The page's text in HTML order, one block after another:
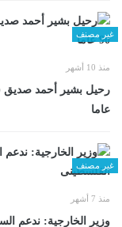
غير مصنف
منذ 10 أشهر
عاما
غير مصنف
منذ 7 أشهر
وزير الخارجية: ندعم